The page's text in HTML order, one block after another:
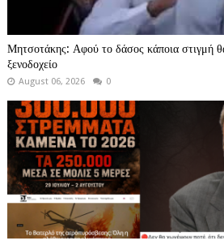
Μητσοτάκης: Αφού το δάσος κάποια στιγμή
ξενοδοχείο
August 06, 2026 0